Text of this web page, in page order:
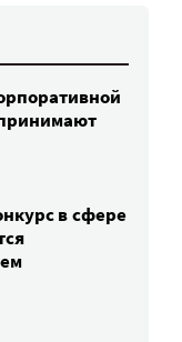
в сфере